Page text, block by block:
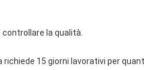
controllare la qualità.
15 giorni lavorativi per